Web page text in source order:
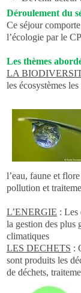
Déroulement du
Ce séjour
l’écologie par le
Les thèmes
LA
les écosystèmes
l’eau, faune et
pollution et
L’ENERGIE : Les
la gestion des plus
climatiques
LES DECHETS :
sont produits les
de déchets,